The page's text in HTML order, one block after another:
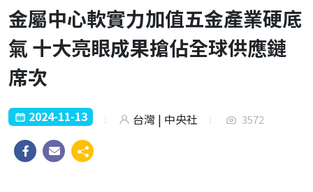
金屬中心軟實力加值五金產業硬底
氣 十大亮眼成果搶佔全球供應鏈
席次
2024-11-13 台灣 | 中央社 3572